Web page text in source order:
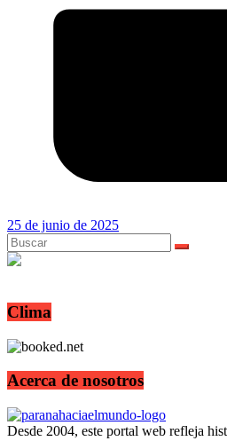
25 de junio de 2025
Clima
Acerca de nosotros
Desde 2004, este portal web refleja